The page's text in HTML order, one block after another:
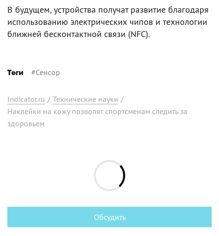
В будущем, устройства получат развитие благодаря
использованию электрических чипов и технологии
ближней бесконтактной связи (NFC).
Теги #Сенсор
Indicator.ru / Технические науки /
Наклейки на кожу позволят спортсменам следить за
здоровьем
Обсудить